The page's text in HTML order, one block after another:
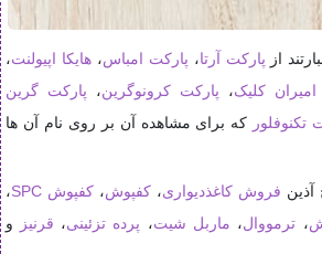
از پارکت آرتا، پارکت امباس،هایکا اپیولنت،
امیران کلیک، پارکت کرونوگرین، پارکت گرین
تکنوفلور که برای مشاهده آن بر روی نام آن ها
فروش کاغذدیواری،کفپوش،کفپوش SPC
،
، ترمووال، ماربل شیت، پرده تزئینی، قرنیز
و